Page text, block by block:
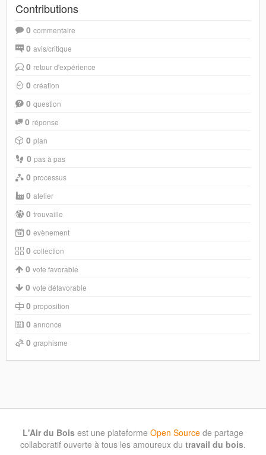
Contributions
0 commentaire
0 avis/critique
0 retour d'expérience
0 création
0 question
0 réponse
0 plan
0 pas à pas
0 processus
0 atelier
0 trouvaille
0 evènement
0 collection
0 vote favorable
0 vote défavorable
0 proposition
0 annonce
0 graphisme
L'Air du Bois est une plateforme Open Source de partage
collaboratif ouverte à tous les amoureux du travail du bois.